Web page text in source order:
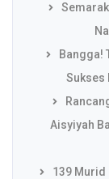
Bangga!
Sukses
Aisyiyah
139 Murid